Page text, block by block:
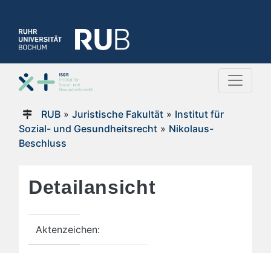
RUB» Juristische Fakultät» Institut für
Sozial- und Gesundheitsrecht » Nikolaus-
Beschluss
Detailansicht
Aktenzeichen: